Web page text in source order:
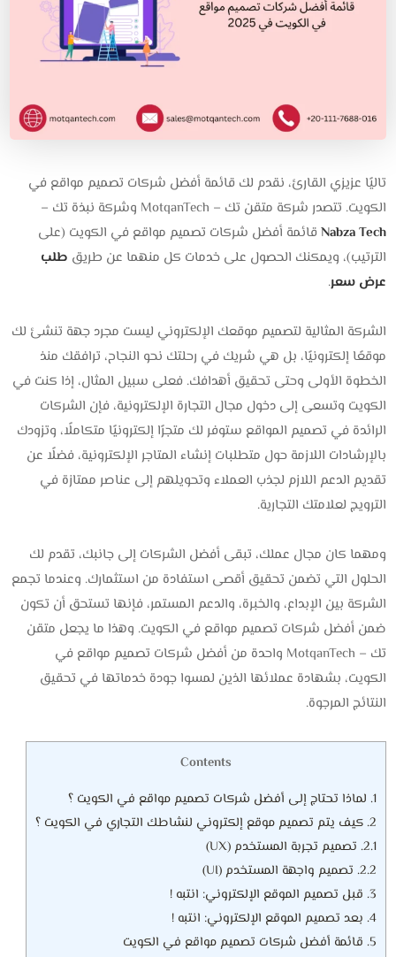
تاليًا عزيزي القارئ، نقدم لك قائمة أفضل شركات تصميم مواقع في
الكويت. تتصدر شركة متقن تك – MotqanTech وشركة نبذة تك –
Nabza Techقائمة أفضل شركات تصميم مواقع في الكويت (على
الترتيب)، ويمكنك الحصول على خدمات كل منهما عن طريق طلب
عرض سعر.
الشركة المثالية لتصميم موقعك الإلكتروني ليست مجرد جهة تنشئ لك
موقعًا إلكترونيًا، بل هي شريك في رحلتك نحو النجاح، ترافقك منذ
الخطوة الأولى وحتى تحقيق أهدافك. فعلى سبيل المثال، إذا كنت في
الكويت وتسعى إلى دخول مجال التجارة الإلكترونية، فإن الشركات
الرائدة في تصميم المواقع ستوفر لك متجرًا إلكترونيًا متكاملًا، وتزودك
بالإرشادات اللازمة حول متطلبات إنشاء المتاجر الإلكترونية، فضلًا عن
تقديم الدعم اللازم لجذب العملاء وتحويلهم إلى عناصر ممتازة في
الترويج لعلامتك التجارية.
ومهما كان مجال عملك، تبقى أفضل الشركات إلى جانبك، تقدم لك
الحلول التي تضمن تحقيق أقصى استفادة من استثمارك. وعندما تجمع
الشركة بين الإبداع، والخبرة، والدعم المستمر، فإنها تستحق أن تكون
ضمن أفضل شركات تصميم مواقع في الكويت. وهذا ما يجعل متقن
تك – MotqanTech واحدة من أفضل شركات تصميم مواقع في
الكويت، بشهادة عملائها الذين لمسوا جودة خدماتها في تحقيق
النتائج المرجوة.
Contents
1. لماذا تحتاج إلى أفضل شركات تصميم مواقع في الكويت ؟
2. كيف يتم تصميم موقع إلكتروني لنشاطك التجاري في الكويت ؟
2.1. تصميم تجربة المستخدم (UX)
2.2. تصميم واجهة المستخدم (UI)
3. قبل تصميم الموقع الإلكتروني: انتبه !
4. بعد تصميم الموقع الإلكتروني: انتبه !
5. قائمة أفضل شركات تصميم مواقع في الكويت